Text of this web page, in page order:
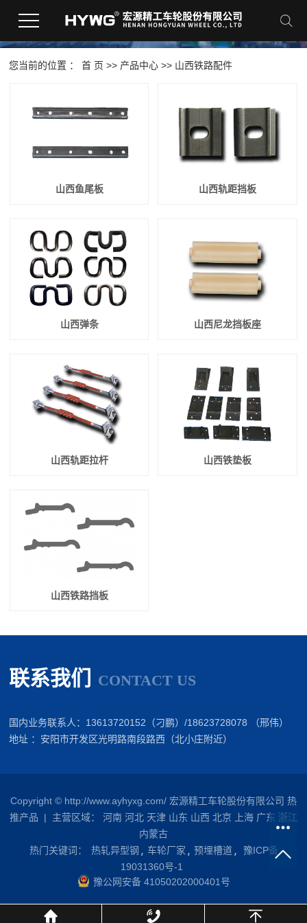
您当前的位置 ：首 页 >> 产品中心 >> 山西铁路配件
山西鱼尾板 山西轨距挡板
山西弹条 山西尼龙挡板座
山西轨距拉杆 山西铁垫板
山西铁路挡板
联系我们 CONTACT US
国内业务联系人：13613720152（刁鹏）/18623728078 （邢伟）
地址 ：安阳市开发区光明路南段路西（北小庄附近）
Copyright © http://www.ayhyxg.com/ 宏源精工车轮股份有限公司 热
推产品 | 主营区域： 河南 河北 天津 山东 山西 北京 上海 广东 浙江
内蒙古
热门关键词：
热轧异型钢 车轮厂家 预埋槽道
豫ICP备
19031360号-1
豫公网安备 41050202000401号